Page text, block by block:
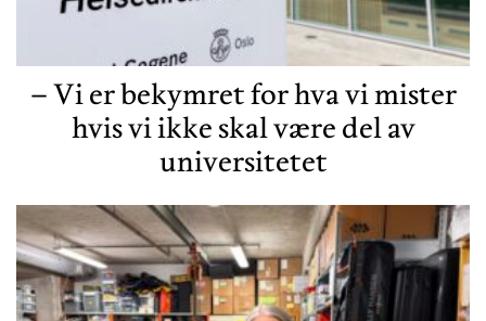
– Vi er bekymret for hva vi mister
hvis vi ikke skal være del av
universitetet